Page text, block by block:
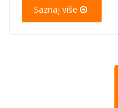
Saznaj više